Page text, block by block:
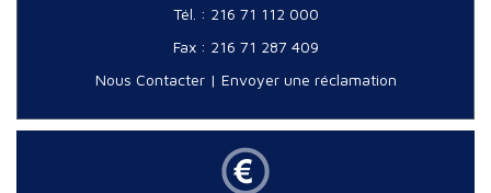
Tél. : 216 71 112 000
Fax : 216 71 287 409
Nous Contacter| Envoyer une réclamation